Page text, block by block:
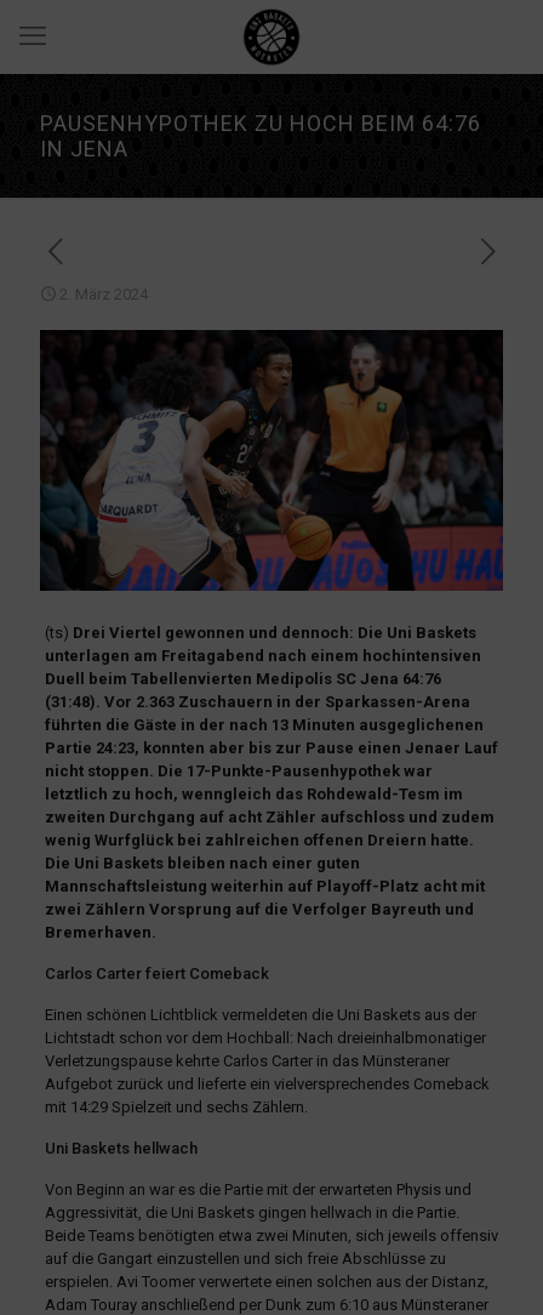
PAUSENHYPOTHEK ZU HOCH BEIM 64:76
IN JENA
2. März 2024
(ts) Drei Viertel gewonnen und dennoch: Die Uni Baskets
unterlagen am Freitagabend nach einem hochintensiven
Duell beim Tabellenvierten Medipolis SC Jena 64:76
(31:48). Vor 2.363 Zuschauern in der Sparkassen-Arena
führten die Gäste in der nach 13 Minuten ausgeglichenen
Partie 24:23, konnten aber bis zur Pause einen Jenaer Lauf
nicht stoppen. Die 17-Punkte-Pausenhypothek war
letztlich zu hoch, wenngleich das Rohdewald-Tesm im
zweiten Durchgang auf acht Zähler aufschloss und zudem
wenig Wurfglück bei zahlreichen offenen Dreiern hatte.
Die Uni Baskets bleiben nach einer guten
Mannschaftsleistung weiterhin auf Playoff-Platz acht mit
zwei Zählern Vorsprung auf die Verfolger Bayreuth und
Bremerhaven.
Carlos Carter feiert Comeback
Einen schönen Lichtblick vermeldeten die Uni Baskets aus der
Lichtstadt schon vor dem Hochball: Nach dreieinhalbmonatiger
Verletzungspause kehrte Carlos Carter in das Münsteraner
Aufgebot zurück und lieferte ein vielversprechendes Comeback
mit 14:29 Spielzeit und sechs Zählern.
Uni Baskets hellwach
Von Beginn an war es die Partie mit der erwarteten Physis und
Aggressivität, die Uni Baskets gingen hellwach in die Partie.
Beide Teams benötigten etwa zwei Minuten, sich jeweils offensiv
auf die Gangart einzustellen und sich freie Abschlüsse zu
erspielen. Avi Toomer verwertete einen solchen aus der Distanz,
Adam Touray anschließend per Dunk zum 6:10 aus Münsteraner